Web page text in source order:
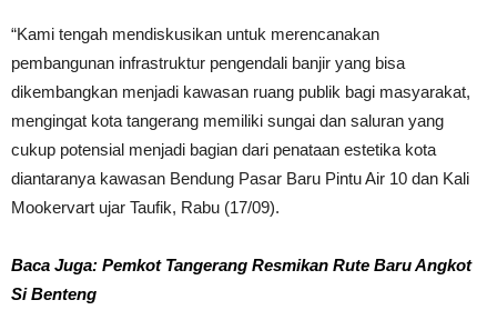
“Kami tengah mendiskusikan untuk merencanakan
pembangunan infrastruktur pengendali banjir yang bisa
dikembangkan menjadi kawasan ruang publik bagi masyarakat,
mengingat kota tangerang memiliki sungai dan saluran yang
cukup potensial menjadi bagian dari penataan estetika kota
diantaranya kawasan Bendung Pasar Baru Pintu Air 10 dan Kali
Mookervart ujar Taufik, Rabu (17/09).
Baca Juga: Pemkot Tangerang Resmikan Rute Baru Angkot
Si Benteng